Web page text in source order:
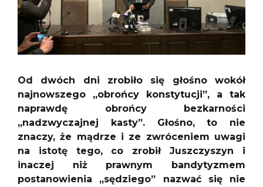
Od dwóch dni zrobiło się głośno wokół
najnowszego „obrońcy konstytucji”, a tak
naprawdę obrońcy bezkarności
„nadzwyczajnej kasty”. Głośno, to nie
znaczy, że mądrze i ze zwróceniem uwagi
na istotę tego, co zrobił Juszczyszyn i
inaczej niż prawnym bandytyzmem
postanowienia „sędziego” nazwać się nie